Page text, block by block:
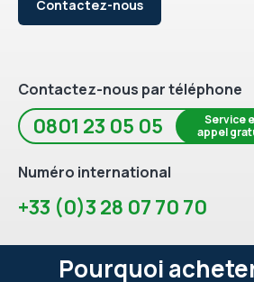
Contactez-nous
Contactez-nous par téléphone
0801 23 05 05
Service
appel
Numéro international
+33 (0)3 28 07 70 70
Pourquoi